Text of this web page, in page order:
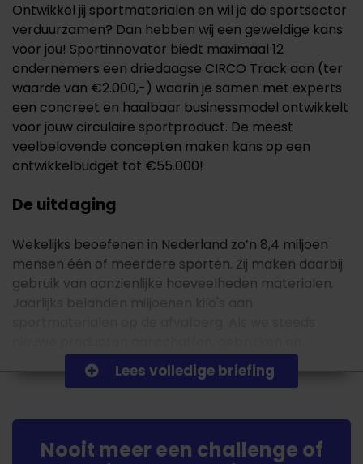
Ontwikkel jij sportmaterialen en wil je de sportsector
verduurzamen? Dan hebben wij een geweldige kans
voor jou! Sportinnovator biedt maximaal 12
ondernemers een driedaagse CIRCO Track aan (ter
waarde van €2.000,-) waarin je samen met experts
een concreet en haalbaar businessmodel ontwikkelt
voor jouw circulaire sportproduct. De meest
veelbelovende concepten maken kans op een
ontwikkelbudget tot €55.000!
De uitdaging
Wekelijks beoefenen in Nederland zo’n 8,4 miljoen
mensen één of meerdere sporten. Zij maken daarbij
gebruik van aanzienlijke hoeveelheden materialen.
Jaarlijks belanden miljoenen kilo's aan
weggooien, heeft dat negatieve gevolgen voor het
De sportsector kan een belangrijke bijdrage leveren
aan het behalen van de
duurzaamheidsdoelstellingen en inspireren om meer
Lees volledige briefing
Nooit meer een challenge of